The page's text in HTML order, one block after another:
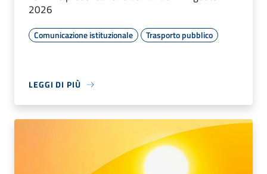
2026
Comunicazione istituzionale Trasporto pubblico
LEGGI DI PIÙ